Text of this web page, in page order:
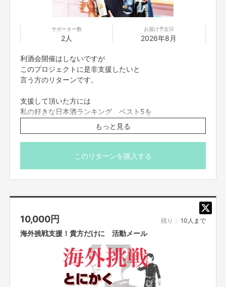
日本酒に詳しくなくても、
酒蔵に入ったことがなくても、
体験型のイベントが初めてでも大丈夫。
毎年いちばん空気を変えてくれるのは、
色々な形で みなさんと お会いできるのを
楽しみにしています。
きない場合がございます。「@yoshimoto.co.jp」を受信設定してください。
■応募者は、自ら及び自らが代表となって応募した参加者全てが、反社会的
勢力（暴力団、暴力団員、暴力団準構成員、暴力団関係企業、総会屋等、社
会運動等標ぼうゴロ、特殊知能暴力集団及びこれらに準ずる団体、並びにこ
れらの構成員等を指します。以下、同様とします。）に該当せず、また、こ
れら反社会的勢力との間で社会的に非難されるべき関係を有していないこと
■プロジェクト実施前及び実施中に上記に反する事態が発生した場合、いつ
でもプロジェクトの実行を中止することができ、プランナーは一切の責任を
サポーター数
2人
お届け予定日
2026年8月
利酒会開催はしないですが
このプロジェクトに是非支援したいと
言う方のリターンです。
支援して頂いた方には
私の好きな日本酒ランキング ベスト5を
メールにて 支援のかわりに
送らせてもらいます。
もっと見る
このリターンを購入する
10,000円 残り： 10人まで
海外挑戦支援！貴方だけに 活動メール